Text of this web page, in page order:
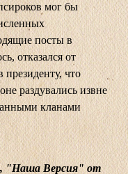
мог бы
посты в
отказался от
что
раздувались извне
кланами
"Наша Версия" от